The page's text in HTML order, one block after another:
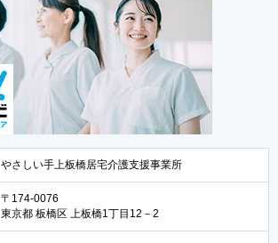
やさしい手上板橋居宅介護支援事業所
〒174-0076
東京都 板橋区 上板橋1丁目12－2